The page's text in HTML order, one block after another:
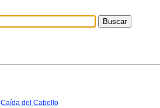
Caída del Cabello